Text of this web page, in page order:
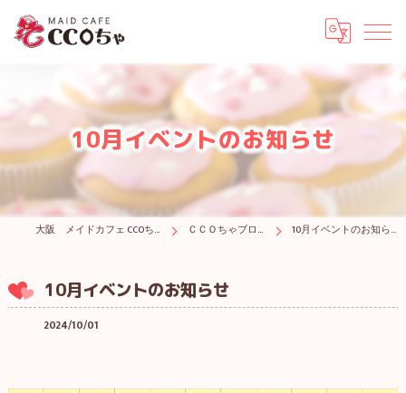
10月イベントのお知らせ
大阪 メイドカフェ CCOちゃ ＣＣＯちゃブログ 10月イベントのお知らせ
10月イベントのお知らせ
2024/10/01